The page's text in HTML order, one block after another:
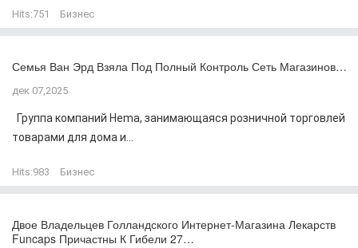
Hits:751 Бизнес
Семья Ван Эрд Взяла Под Полный Контроль Сеть Магазинов…
дек 07,2025
Группа компаний Hema, занимающаяся розничной торговлей
товарами для дома и...
Hits:983 Бизнес
Двое Владельцев Голландского Интернет-Магазина Лекарств
Funcaps Причастны К Гибели 27…